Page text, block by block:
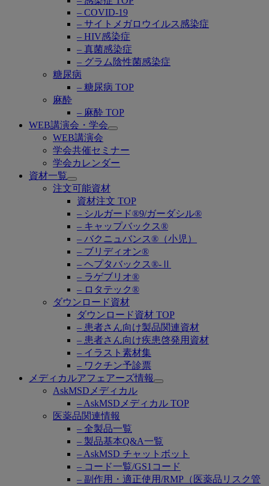
– COVID-19
– サイトメガロウイルス感染症
– HIV感染症
– 真菌感染症
– グラム陰性菌感染症
糖尿病
– 糖尿病 TOP
麻酔
– 麻酔 TOP
WEB講演会・学会
Open
WEB講演会
学会共催セミナー
学会カレンダー
資材一覧
Open
submenu
注文可能資材
資材注文 TOP
– シルガード®9/ガーダシル®
– キャップバックス®
– バクニュバンス®（小児）
– ブリディオン®
– ヘプタバックス®-Ⅱ
– ラゲブリオ®
– ロタテック®
ダウンロード資材
ダウンロード資材 TOP
– 患者さん向け製品関連資材
– 患者さん向け疾患啓発用資材
– イラスト素材集
– ワクチン予診票
メディカルアフェアーズ情報
Open
AskMSDメディカル
– AskMSDメディカル TOP
医薬品関連情報
– 全製品一覧
– 製品基本Q&A一覧
– AskMSD チャットボット
– コード一覧/GS1コード
– 副作用・適正使用/RMP（医薬品リスク管